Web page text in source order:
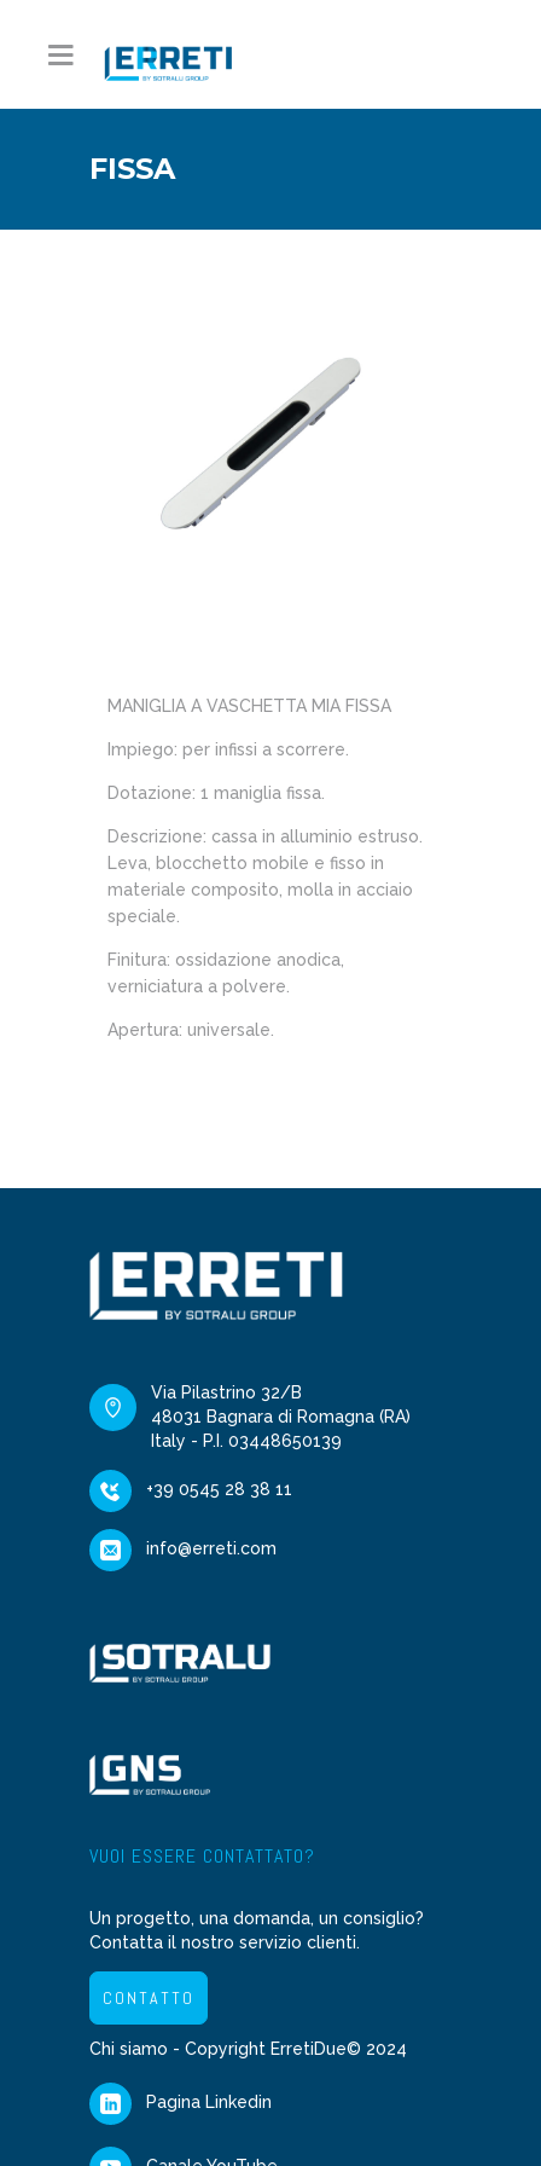
FISSA
MANIGLIA A VASCHETTA MIA FISSA
Impiego: per infissi a scorrere.
Dotazione: 1 maniglia fissa.
Descrizione: cassa in alluminio estruso.
Leva, blocchetto mobile e fisso in
materiale composito, molla in acciaio
speciale.
Finitura: ossidazione anodica,
verniciatura a polvere.
Apertura: universale.
Via Pilastrino 32/B
48031 Bagnara di Romagna (RA)
Italy - P.I. 03448650139
+39 0545 28 38 11
info@erreti.com
VUOI ESSERE CONTATTATO?
Un progetto, una domanda, un consiglio?
Contatta il nostro servizio clienti.
CONTATTO
Chi siamo - Copyright ErretiDue© 2024
Pagina Linkedin